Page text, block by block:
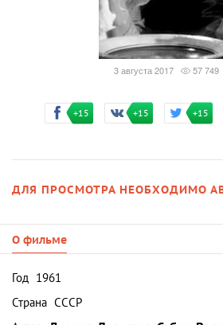
3 августа 2017 57 749
+15 +15 +15
ДЛЯ ПРОСМОТРА НЕОБХОДИМО
О фильме
Год 1961
Страна СССР